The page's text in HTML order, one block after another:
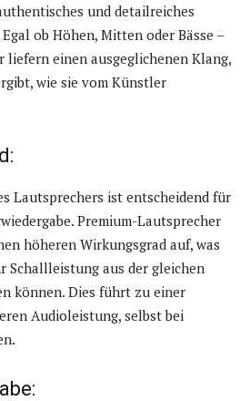
und detailreiches
ob Höhen, Mitten oder Bässe –
liefern einen ausgeglichenen Klang,
wie sie vom Künstler
Lautsprechers ist entscheidend für
Premium-Lautsprecher
höheren Wirkungsgrad auf, was
Schallleistung aus der gleichen
können. Dies führt zu einer
Audioleistung, selbst bei